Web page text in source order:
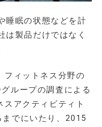
睡眠の状態などを計
製品だけではなく
フィットネス分野の
ループの調査による
アクティビティト
でにいたり、2015